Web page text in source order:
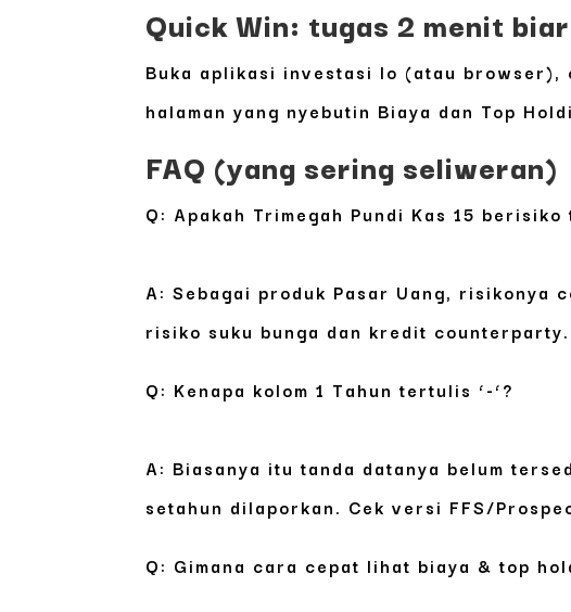
Quick Win: tugas 2 menit
Buka aplikasi investasi lo (atau browser),
halaman yang nyebutin Biaya dan Top
FAQ (yang sering seliweran)
Q: Apakah Trimegah Pundi Kas 15 berisiko
A: Sebagai produk Pasar Uang, risikonya
risiko suku bunga dan kredit
Q: Kenapa kolom 1 Tahun tertulis ‘-‘?
A: Biasanya itu tanda datanya belum
setahun dilaporkan. Cek versi FFS/
Q: Gimana cara cepat lihat biaya & top